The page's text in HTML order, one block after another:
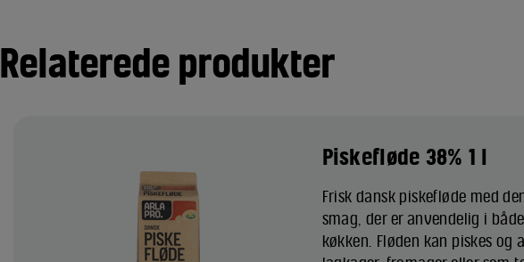
Relaterede produkter
Piskefløde 38% 1 l
Frisk dansk piskefløde med
smag, der er anvendelig i
køkken. Fløden kan piskes og